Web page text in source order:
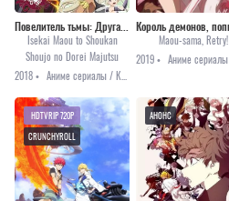
Isekai Maou to Shoukan
Shoujo no Dorei Majutsu
2018 •
Maou-sama, Retry!
2019 •
HDTVRIP 720P
CRUNCHYROLL
АНОНС